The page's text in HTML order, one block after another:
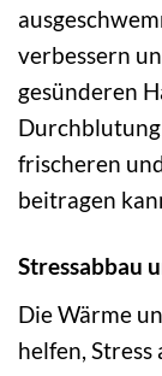
verbessern
gesünderen
frischeren
beitragen
Stressabbau
Die Wärme
helfen,